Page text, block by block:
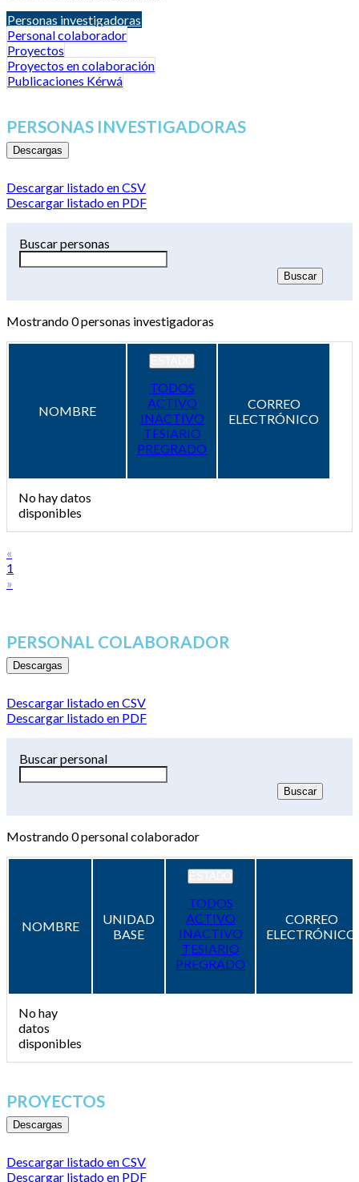
Personas investigadoras
Personal colaborador
Proyectos
Proyectos en colaboración
Publicaciones Kérwá
PERSONAS INVESTIGADORAS
Descargas
Descargar listado en CSV
Descargar listado en PDF
Buscar personas
Mostrando0personas investigadoras
NOMBRE
TODOS
ACTIVO
INACTIVO
TESIARIO
PREGRADO
CORREO
ELECTRÓNICO
No hay datos
disponibles
«
1
»
PERSONAL COLABORADOR
Descargas
Descargar listado en CSV
Descargar listado en PDF
Buscar personal
Mostrando0personal colaborador
NOMBRE
UNIDAD
BASE
TODOS
ACTIVO
INACTIVO
TESIARIO
PREGRADO
CORREO
ELECTRÓNICO
No hay
datos
disponibles
PROYECTOS
Descargas
Descargar listado en CSV
Descargar listado en PDF